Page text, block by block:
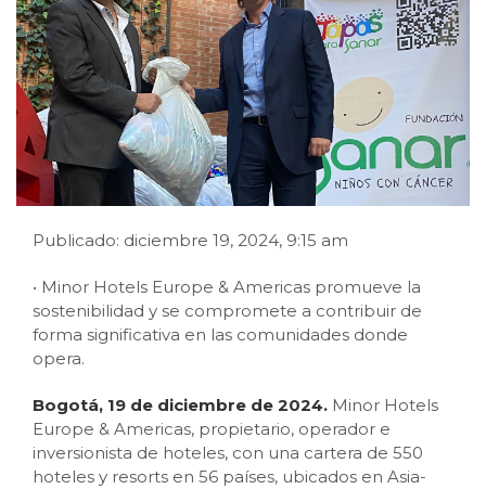
Publicado: diciembre 19, 2024, 9:15 am
• Minor Hotels Europe & Americas promueve la
sostenibilidad y se compromete a contribuir de
forma significativa en las comunidades donde
opera.
Bogotá, 19 de diciembre de 2024. Minor Hotels
Europe & Americas, propietario, operador e
inversionista de hoteles, con una cartera de 550
hoteles y resorts en 56 países, ubicados en Asia-